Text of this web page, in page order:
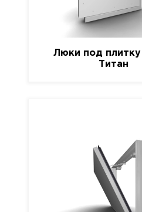
Люки под плитку
Титан